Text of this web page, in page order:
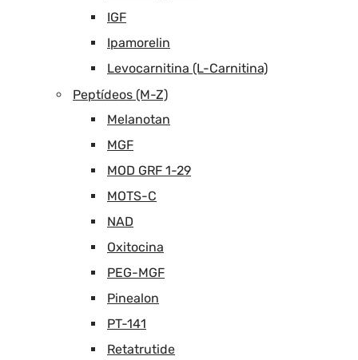
IGF
Ipamorelin
Levocarnitina (L-Carnitina)
Peptídeos (M-Z)
Melanotan
MGF
MOD GRF 1-29
MOTS-C
NAD
Oxitocina
PEG-MGF
Pinealon
PT-141
Retatrutide